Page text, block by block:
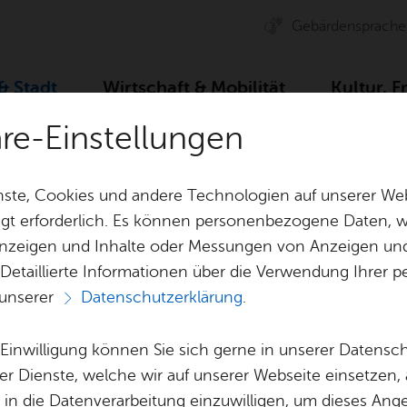
Ge­bär­den­spra­che
Stadt Wirt­schaft & Mo­bi­li­tät Kul­tur,
Bil­der
Jobs
Stel­len­an­ge­bo­te
Bil­dung & Be­treu­ung
Pla­nen,
Geo­da­ten &
Bauen,
Stadt­pla­nung
Vor­le­sen
Einstellungen
Cookies und andere Technologien auf unserer
erforderlich. Es können personenbezogene Daten,
und Inhalte oder Messungen von Anzeigen
Informationen über die Verwendung Ihrer
Datenschutzerklärung.
können Sie sich gerne in unserer
Dienste, welche wir auf unserer Webseite einsetzen,
die Datenverarbeitung einzuwilligen, um dieses